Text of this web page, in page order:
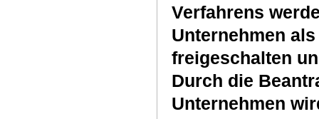
Verfahrens
Unternehmen
freigeschalten
Durch die
Unternehmen